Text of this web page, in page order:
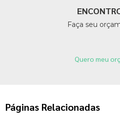
Faça seu
Quero meu
Páginas Relacionadas